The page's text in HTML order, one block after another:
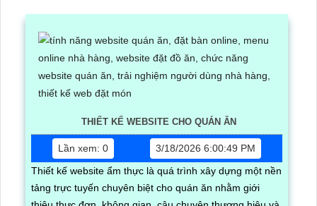
THIẾT KẾ WEBSITE CHO QUÁN ĂN
Lần xem: 0
3/18/2026 6:00:49 PM
Thiết kế website ẩm thực là quá trình xây dựng một nền
tảng trực tuyến chuyên biệt cho quán ăn nhằm giới